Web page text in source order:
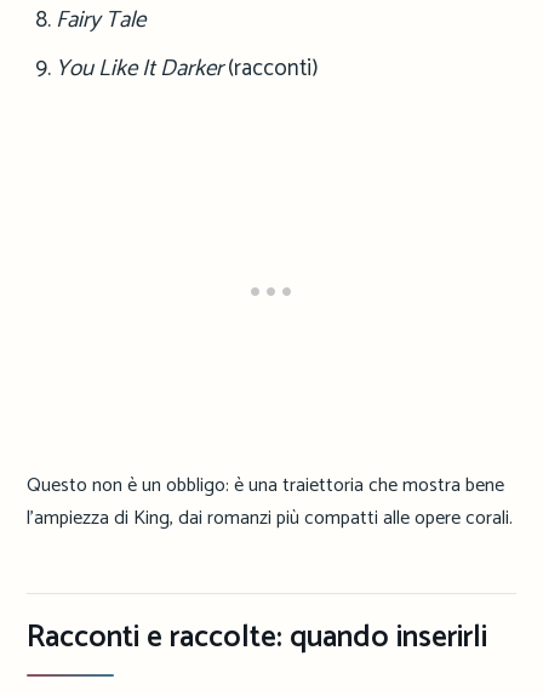
Fairy Tale
You Like It Darker(racconti)
Questo non è un obbligo: è una traiettoria che mostra bene
l’ampiezza di King, dai romanzi più compatti alle opere corali.
Racconti e raccolte: quando inserirli